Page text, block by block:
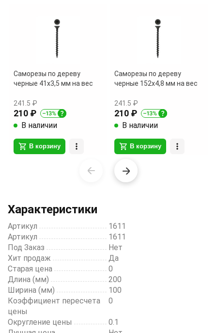
Саморезы по дереву
черные 41х3,5 мм на вес
241.5 ₽
210 ₽
В наличии
В корзину
Саморезы по дереву
черные 152х4,8 мм на вес
241.5 ₽
210 ₽
В наличии
В корзину
20
Характеристики
Артикул
1611
Артикул
1611
Под Заказ
Нет
Хит продаж
Да
Старая цена
0
Длина (мм)
200
Ширина (мм)
100
Коэффициент пересчета
цены
0
Округление цены
0.1